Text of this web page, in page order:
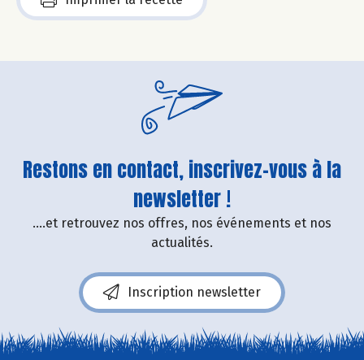
Restons en contact, inscrivez-vous à la
newsletter !
....et retrouvez nos offres, nos événements et nos
actualités.
Inscription newsletter